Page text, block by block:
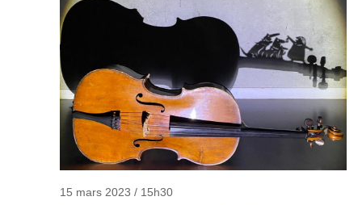
15 mars 2023 / 15h30